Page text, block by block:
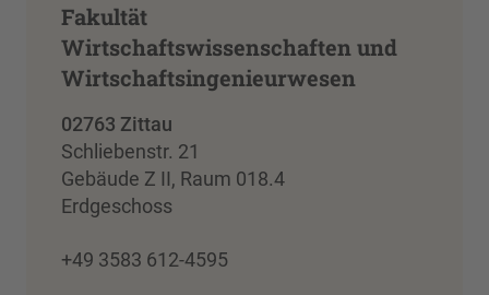
Fakultät
Wirtschaftswissenschaften und
Wirtschaftsingenieurwesen
02763 Zittau
Schliebenstr. 21
Gebäude Z II, Raum 018.4
Erdgeschoss
+49 3583 612-4595